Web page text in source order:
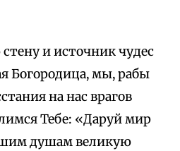
и источник чудес
Богородица, мы, рабы
на нас врагов
Тебе: «Даруй мир
душам великую